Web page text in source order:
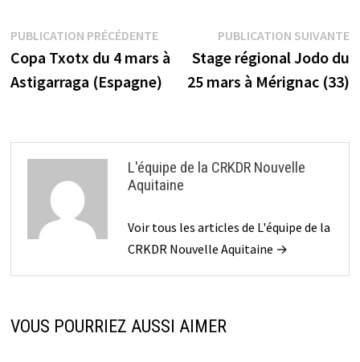
Navigation
de
l’article
PUBLICATION PRÉCÉDENTEPublication
précédente :
Copa Txotx du 4 mars à
Astigarraga (Espagne)
PUBLICATION SUIVANTE
Stage régional Jodo du
25 mars à Mérignac (33)
L'équipe de la CRKDR Nouvelle
Aquitaine
Voir tous les articles de L'équipe de la
CRKDR Nouvelle Aquitaine →
VOUS POURRIEZ AUSSI AIMER